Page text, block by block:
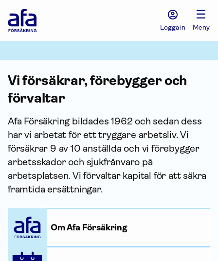
Försäkring
Logga in
☰
Meny
Vi försäkrar, förebygger och
förvaltar
Afa För­säkring bildades 1962 och sedan dess
har vi arbetat för ett tryggare arbetsliv. Vi
försäkrar 9 av 10 anställda och vi förebygger
arbets­skador och sjukfrånvaro på
arbetsplatsen. Vi förvaltar kapital för att säkra
framtida ersättningar.
Om Afa Försäkring